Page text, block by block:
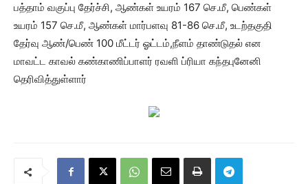
பத்தாம் வகுப்பு தேர்ச்சி, ஆண்கள் உயரம் 167 செ.மீ, பெண்கள்
உயரம் 157 செ.மீ, ஆண்கள் மார்பளவு 81-86 செ.மீ, உடற்தகுதி
தேர்வு ஆண்/பெண் 100 மீட்டர் ஓட்டம்,நீளம் தாண்டுதல் என
மாவட்ட காவல் கண்காணிப்பாளர் ரவளி ப்ரியா கந்தபுனேனி
தெரிவித்துள்ளார்